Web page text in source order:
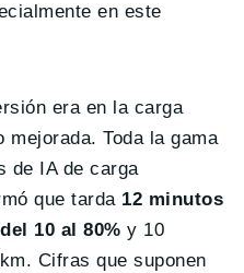
en este
era en la carga
Toda la gama
de IA de carga
que tarda 12 minutos
10 al 80% y 10
Cifras que suponen